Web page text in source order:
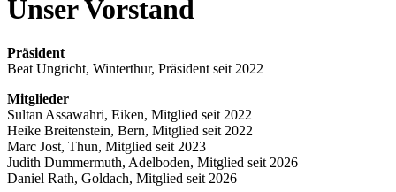
Unser Vorstand
Präsident
Beat Ungricht, Winterthur, Präsident seit 2022
Mitglieder
Sultan Assawahri, Eiken, Mitglied seit 2022
Heike Breitenstein, Bern, Mitglied seit 2022
Marc Jost, Thun, Mitglied seit 2023
Judith Dummermuth, Adelboden, Mitglied seit 2026
Daniel Rath, Goldach, Mitglied seit 2026